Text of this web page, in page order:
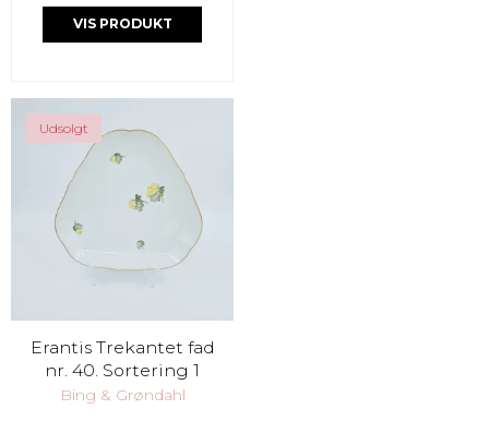
VIS PRODUKT
Udsolgt
Erantis Trekantet fad
nr. 40. Sortering 1
Bing & Grøndahl